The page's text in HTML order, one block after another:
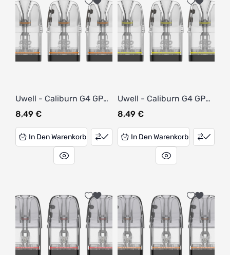
Uwell - Caliburn G4 GPP
Pod 0,6 Ohm (3 Stück
pro Packung)
8,49 €
In Den Warenkorb
Uwell - Caliburn G4 GPP
Pod 0,9 Ohm (3 Stück pro
Packung)
8,49 €
In Den Warenkorb